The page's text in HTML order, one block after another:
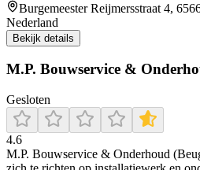
Burgemeester Reijmersstraat 4,
Nederland
Bekijk details
M.P. Bouwservice &
Gesloten
4.6
M.P. Bouwservice & Onderhoud